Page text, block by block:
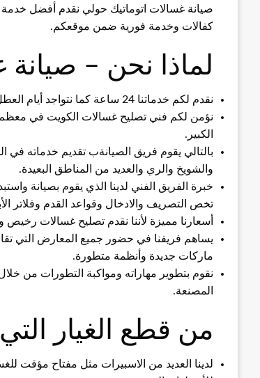
صيانة غسالات اتوماتيك حولي نقدم أفضل خدمة
كفالات وخدمة فورية ضمن موقعكم.
لماذا نحن – صيانة
نقدم لكم خدماتنا 24 ساعة كما نتواجد أيام العطل الرسمية والأسبوعية والأعياد حرصا على منفعة عملائنا.
نؤمن لكم فني تصليح غسالات الكويت في معظم
الكبير.
بالتالي يقوم فريق الصيانةب تقديم خدماته في
والشويخ والري والعديد من المناطق البعيدة.
خبرة الفريق الفني لدينا الذي يقوم بصيانة
تخص التصريف والادخال وقواعد القدم وفلاتر
أسعارنا مميزة لأننا نقدم تصليح غسالات
يساهم فريفنا في حضور جميع المعارض التي
ماركات جديدة وأنظمة متطورة.
نقوم بتطوير مهاراته ومواكبة التطورات من
المصنعة.
من قطع الغيار التي